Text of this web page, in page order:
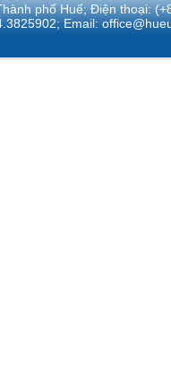
phố Huế; Điện thoại:
Email: